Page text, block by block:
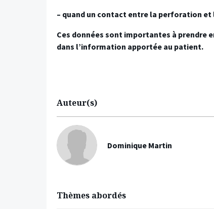
– quand un contact entre la perforation
Ces données sont importantes à prendre
dans l’information apportée au patient.
Auteur(s)
Dominique Martin
Thèmes abordés